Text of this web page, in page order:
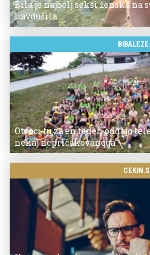
Bila je najbolj seksi ženska na
navdušila
Otroci tu za en teden oddajo
nekaj nepričakovanega
CEKIN.SI